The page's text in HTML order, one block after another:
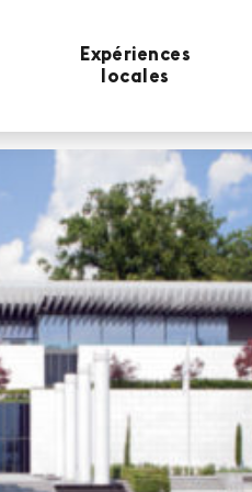
Expériences
locales